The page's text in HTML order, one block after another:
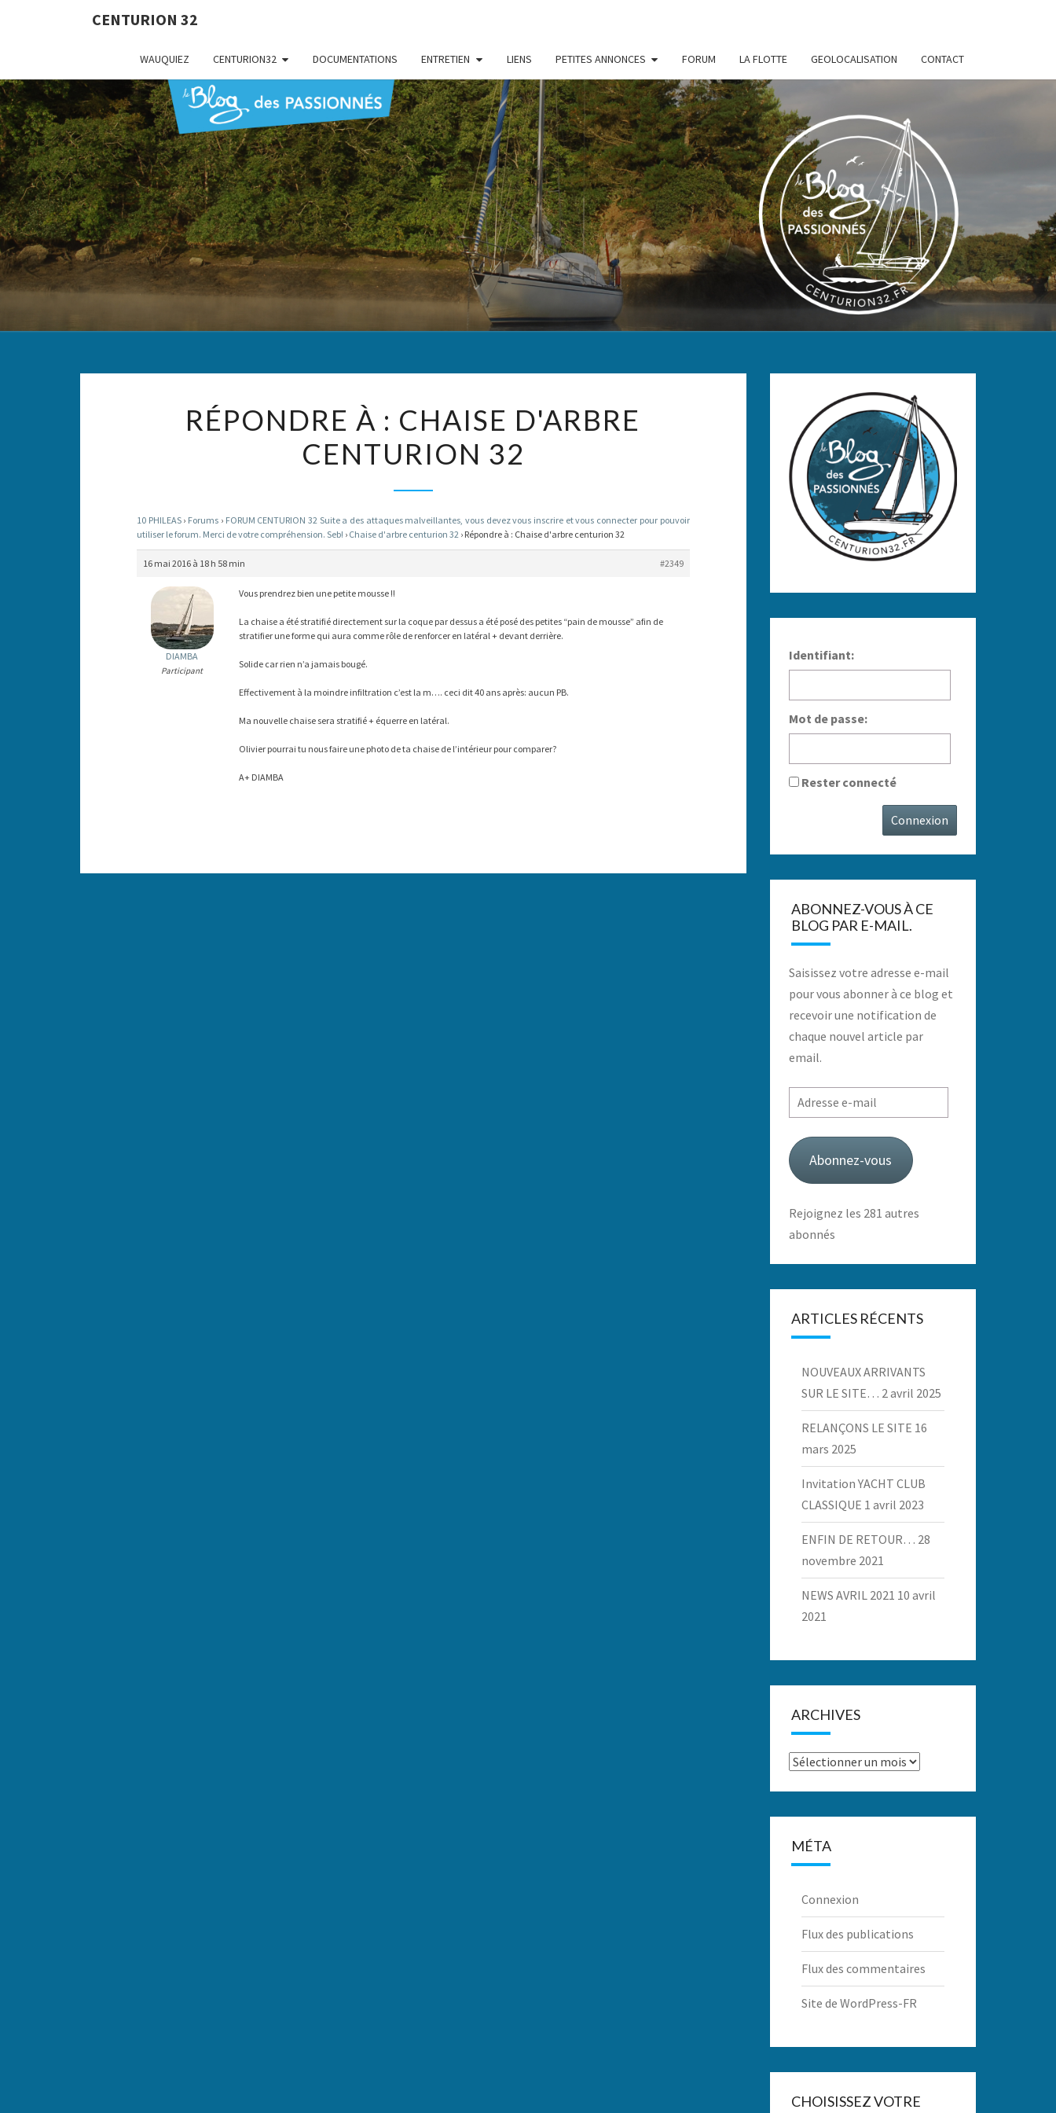
CENTURION 32
WAUQUIEZ CENTURION32 DOCUMENTATIONS ENTRETIEN LIENS PETITES ANNONCES FORUM LA FLOTTE GEOLOCALISATION CONTACT
CENTURION
32
Le Blog
Des
Passionnés
À :
CHAISE
D'ARBRE
CENTURION
32
RÉPONDRE À : CHAISE D'ARBRE
CENTURION 32
10 PHILEAS › Forums › FORUM CENTURION 32 Suite a des attaques malveillantes, vous devez vous inscrire et vous connecter pour pouvoir
utiliser le forum. Merci de votre compréhension. Seb! › Chaise d'arbre centurion 32 › Répondre à : Chaise d'arbre centurion 32
16 mai 2016 à 18 h 58 min #2349
DIAMBA
Participant
Vous prendrez bien une petite mousse !!
La chaise a été stratifié directement sur la coque par dessus a été posé des petites “pain de mousse” afin de
stratifier une forme qui aura comme rôle de renforcer en latéral + devant derrière.
Solide car rien n’a jamais bougé.
Effectivement à la moindre infiltration c’est la m…. ceci dit 40 ans après: aucun PB.
Ma nouvelle chaise sera stratifié + équerre en latéral.
Olivier pourrai tu nous faire une photo de ta chaise de l’intérieur pour comparer?
A+ DIAMBA
Identifiant:
Mot de passe:
Rester connecté
Connexion
ABONNEZ-VOUS À CE
BLOG PAR E-MAIL.
Saisissez votre adresse e-mail
pour vous abonner à ce blog et
recevoir une notification de
chaque nouvel article par
email.
Adresse
e-
mail
Abonnez-vous
Rejoignez les 281 autres
abonnés
ARTICLES RÉCENTS
NOUVEAUX ARRIVANTS
SUR LE SITE… 2 avril 2025
RELANÇONS LE SITE 16
mars 2025
Invitation YACHT CLUB
CLASSIQUE 1 avril 2023
ENFIN DE RETOUR… 28
novembre 2021
NEWS AVRIL 2021 10 avril
2021
ARCHIVES
Archives
MÉTA
Connexion
Flux des publications
Flux des commentaires
Site de WordPress-FR
CHOISISSEZ VOTRE